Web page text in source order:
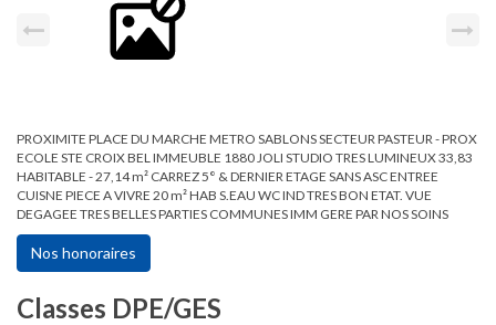
PROXIMITE PLACE DU MARCHE METRO SABLONS SECTEUR PASTEUR - PROX
ECOLE STE CROIX BEL IMMEUBLE 1880 JOLI STUDIO TRES LUMINEUX 33,83
HABITABLE - 27,14 m² CARREZ 5° & DERNIER ETAGE SANS ASC ENTREE
CUISNE PIECE A VIVRE 20 m² HAB S.EAU WC IND TRES BON ETAT. VUE
DEGAGEE TRES BELLES PARTIES COMMUNES IMM GERE PAR NOS SOINS
Nos honoraires
Classes DPE/GES